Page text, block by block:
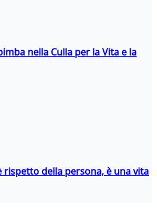
nella Culla per la Vita e la
rispetto della persona, è una vita